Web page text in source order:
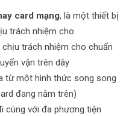
card mạng, là một thiết bị
trách nhiệm cho
trách nhiệm cho chuẩn
vận trên dây
từ một hình thức song song
đang nằm trên)
cùng với đa phương tiện